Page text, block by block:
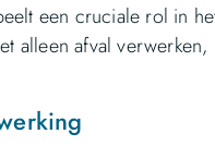
een cruciale rol in
alleen afval